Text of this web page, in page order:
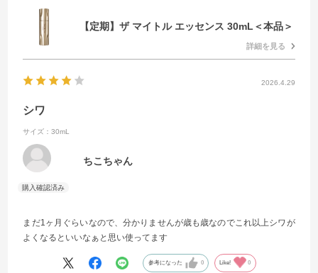
【定期】ザ マイトル エッセンス 30mL＜本品＞
詳細を見る
2026.4.29
シワ
サイズ：30mL
ちこちゃん
まだ1ヶ月ぐらいなので、分かりませんが歳も歳なのでこれ以上シワが
よくなるといいなぁと思い使ってます
参考になった 0 Like! 0